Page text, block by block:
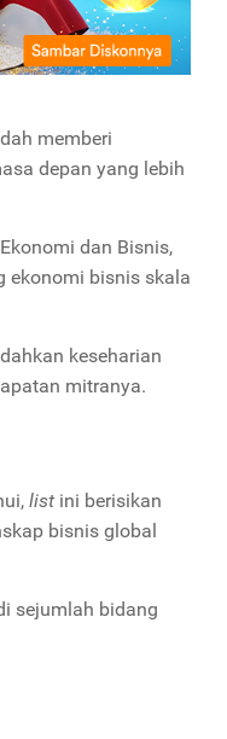
memberi
depan yang lebih
dan Bisnis,
ekonomi bisnis skala
keseharian
mitranya.
list ini berisikan
bisnis global
sejumlah bidang